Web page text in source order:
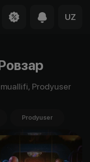
UZ
Prodyuser
Prodyuser